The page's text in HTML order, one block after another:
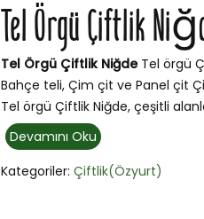
Tel Örgü Çiftlik
Tel Örgü Çiftlik NiğdeTel örgü
Bahçe teli, Çim çit ve Panel çit
Tel örgü Çiftlik Niğde, çeşitli
Devamını Oku
Kategoriler:Çiftlik(Özyurt)